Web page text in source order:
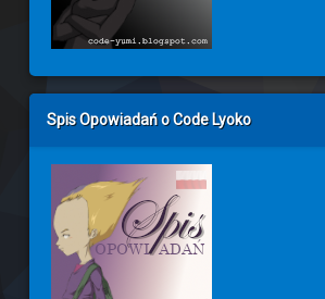
Spis Opowiadań o Code Lyoko